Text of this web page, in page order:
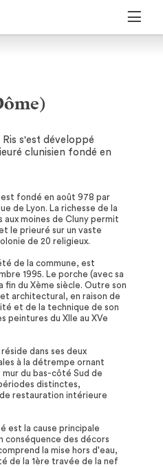
s'est développé
clunisien fondé en
fondé en août 978 par
de Lyon. La richesse de la
moines de Cluny permit
le prieuré sur un vaste
de 20 religieux.
de la commune, est
1995. Le porche (avec sa
du Xème siècle. Outre son
architectural, en raison de
et de la technique de son
peintures du XIIe au XVe
dans ses deux
à la détrempe ornant
du bas-côté Sud de
distinctes,
restauration intérieure
est la cause principale
des décors
la mise hors d'eau,
de la 1ère travée de la nef